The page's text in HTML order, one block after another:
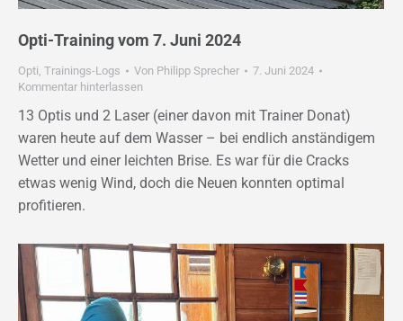
Opti-Training vom 7. Juni 2024
Opti, Trainings-Logs Von Philipp Sprecher
7. Juni 2024
Kommentar hinterlassen
13 Optis und 2 Laser (einer davon mit Trainer Donat)
waren heute auf dem Wasser – bei endlich anständigem
Wetter und einer leichten Brise. Es war für die Cracks
etwas wenig Wind, doch die Neuen konnten optimal
profitieren.